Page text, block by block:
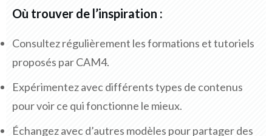
Où trouver de l’inspiration :
Consultez régulièrement les formations et tutoriels
proposés par CAM4.
Expérimentez avec différents types de contenus
pour voir ce qui fonctionne le mieux.
Échangez avec d’autres modèles pour partager des